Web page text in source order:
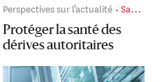
Perspectives sur l’actualité Santé publique
Protéger la santé des
dérives autoritaires